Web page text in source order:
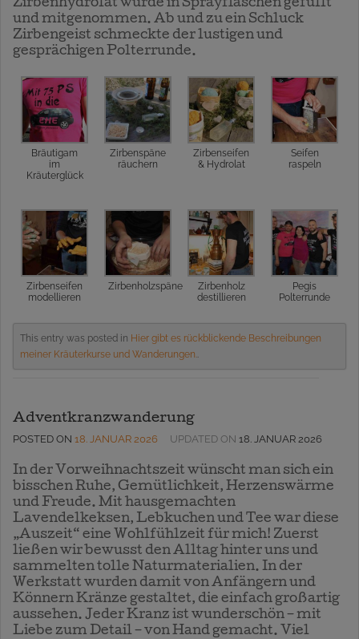
Zirbenhydrolat wurde in Sprayflaschen gefüllt
und mitgenommen. Ab und zu ein Schluck
Zirbengeist schmeckte der lustigen und
gesprächigen Polterrunde.
Bräutigam
im
Kräuterglück
Zirbenspäne
räuchern
Zirbenseifen
& Hydrolat
Seifen
raspeln
Zirbenseifen
modellieren
Zirbenholzspäne
Zirbenholz
destillieren
Pegis
Polterrunde
This entry was posted in Hier gibt es rückblickende Beschreibungen
meiner Kräuterkurse und Wanderungen.
Adventkranzwanderung
POSTED ON 18. JANUAR 2026 UPDATED ON 18. JANUAR 2026
In der Vorweihnachtszeit wünscht man sich ein
bisschen Ruhe, Gemütlichkeit, Herzenswärme
und Freude. Mit hausgemachten
Lavendelkeksen, Lebkuchen und Tee war diese
„Auszeit“ eine Wohlfühlzeit für mich! Zuerst
ließen wir bewusst den Alltag hinter uns und
sammelten tolle Naturmaterialien. In der
Werkstatt wurden damit von Anfängern und
Könnern Kränze gestaltet, die einfach großartig
aussehen. Jeder Kranz ist wunderschön – mit
Liebe zum Detail – von Hand gemacht. Viel